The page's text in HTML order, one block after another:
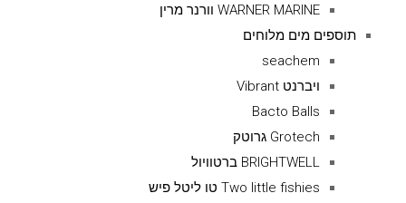
WARNER MARINE וורנר מרין
תוספים מים מלוחים
seachem
ויברנט Vibrant
Bacto Balls
Grotech גרוטק
BRIGHTWELL ברטוויול
Two little fishies טו ליטל פיש